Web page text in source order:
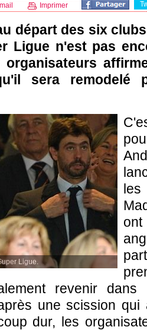
Imprimer
départ des six
Ligue n'est pas
organisateurs
sera remodelé
Ligue.
revenir
une scission
dur, les